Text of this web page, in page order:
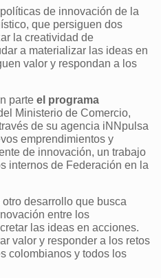
de innovación de la
que persiguen dos
la creatividad de
a materializar las ideas en
valor y respondan a los
parteel programa
Ministerio de Comercio,
de su agencia iNNpulsa
emprendimientos y
de innovación, un trabajo
internos de Federación en la
otro desarrollo que busca
entre los
las ideas en acciones.
valor y responder a los retos
colombianos y todos los